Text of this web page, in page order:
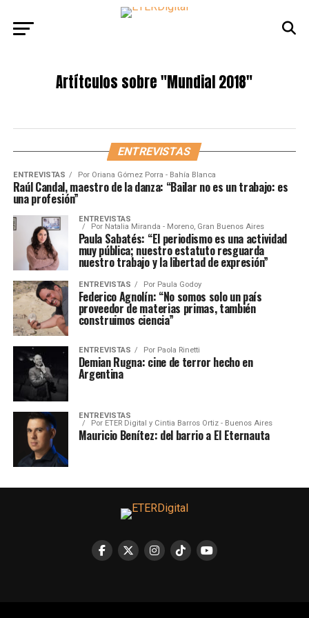
Artítculos sobre"Mundial 2018"
ENTREVISTAS
ENTREVISTAS Por Oriana Gómez Porra - Bahía Blanca
Raúl Candal, maestro de la danza: “Bailar no es un trabajo: es
una profesión”
ENTREVISTAS
Por Natalia Miranda - Moreno, Gran Buenos Aires
Paula Sabatés: “El periodismo es una actividad
muy pública; nuestro estatuto resguarda
nuestro trabajo y la libertad de expresión”
ENTREVISTAS Por Paula Godoy
Federico Agnolín: “No somos solo un país
proveedor de materias primas, también
construimos ciencia”
ENTREVISTAS Por Paola Rinetti
Demian Rugna: cine de terror hecho en
Argentina
ENTREVISTAS
Por ETER Digital y Cintia Barros Ortiz - Buenos Aires
Mauricio Benítez: del barrio a El Eternauta